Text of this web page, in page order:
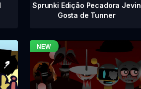
Sprunki Edição Pecadora Jevin
Gosta de Tunner